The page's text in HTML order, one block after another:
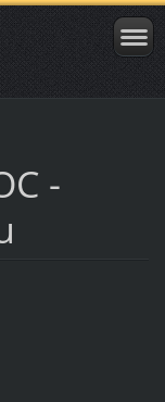
-